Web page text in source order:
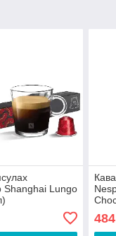
Shanghai Lungo
484